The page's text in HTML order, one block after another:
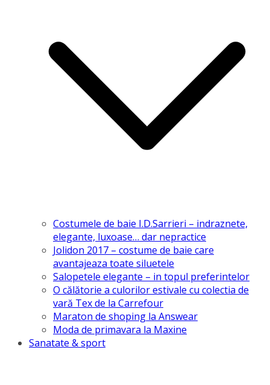
Costumele de baie I.D.Sarrieri – indraznete,
elegante, luxoase… dar nepractice
Jolidon 2017 – costume de baie care
avantajeaza toate siluetele
Salopetele elegante – in topul preferintelor
O călătorie a culorilor estivale cu colectia de
vară Tex de la Carrefour
Maraton de shoping la Answear
Moda de primavara la Maxine
Sanatate & sport